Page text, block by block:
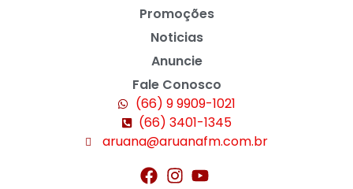
Promoções
Noticias
Anuncie
Fale Conosco
(66) 9 9909-1021
(66) 3401-1345
aruana@aruanafm.com.br